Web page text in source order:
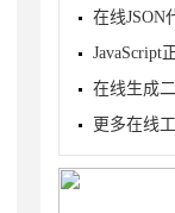
在线JSON
JavaScript
在线生成
更多在线